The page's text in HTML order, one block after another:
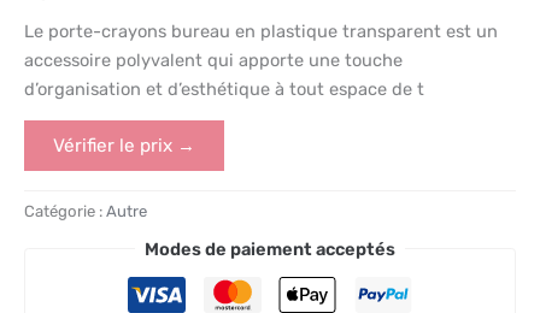
Le porte-crayons bureau en plastique transparent est un
accessoire polyvalent qui apporte une touche
d’organisation et d’esthétique à tout espace de t
Vérifier le prix →
Catégorie : Autre
Modes de paiement acceptés